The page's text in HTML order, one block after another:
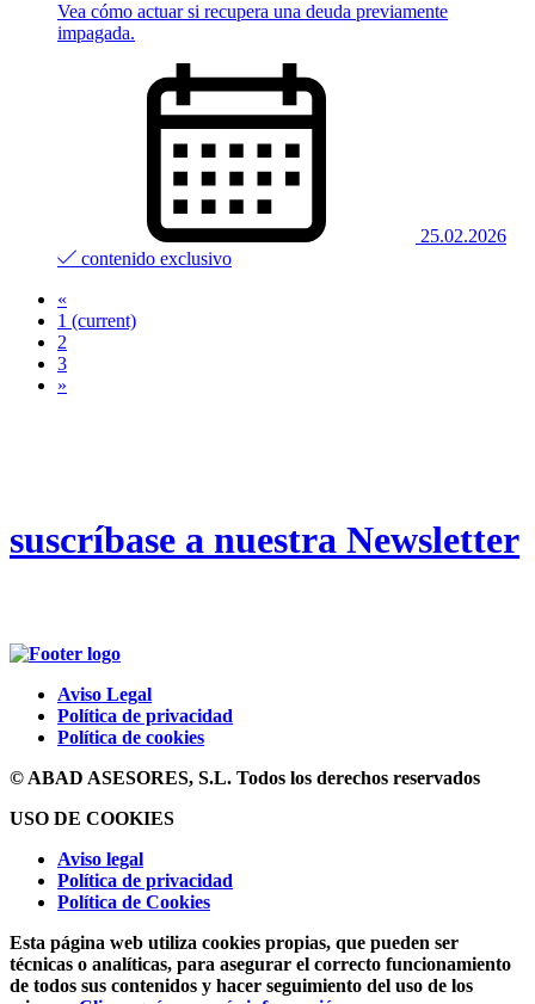
Vea cómo actuar si recupera una deuda previamente
impagada.
25.02.2026
contenido exclusivo
«
1 (current)
2
3
»
suscríbase a nuestra Newsletter
Aviso Legal
Política de privacidad
Política de cookies
© ABAD ASESORES, S.L. Todos los derechos reservados
USO DE COOKIES
Aviso legal
Política de privacidad
Política de Cookies
Esta página web utiliza cookies propias, que pueden ser
técnicas o analíticas, para asegurar el correcto funcionamiento
de todos sus contenidos y hacer seguimiento del uso de los